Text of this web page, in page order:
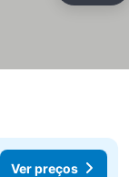
Ver preços